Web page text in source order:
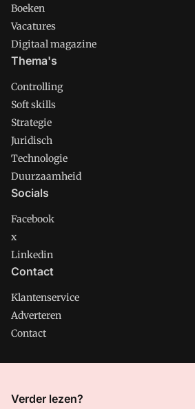
Boeken
Vacatures
Digitaal magazine
Thema's
Controlling
Soft skills
Strategie
Juridisch
Technologie
Duurzaamheid
Socials
Facebook
x
Linkedin
Contact
Klantenservice
Adverteren
Contact
CMweb is onderdeel van VMN media.
Verder lezen?